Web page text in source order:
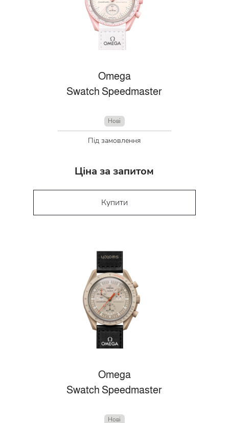
Omega
Swatch Speedmaster
Нові
Під замовлення
Ціна за запитом
Купити
Omega
Swatch Speedmaster
Нові